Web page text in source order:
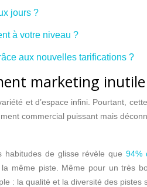
jours ?
à votre niveau ?
aux nouvelles tarifications ?
marketing
et d’espace infini. Pourtant,
commercial puissant mais
habitudes de glisse révèle que94%
même piste. Même pour un très
: la qualité et la diversité des